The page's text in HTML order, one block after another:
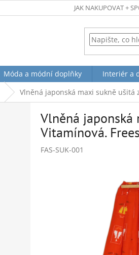
JAK NAKUPOVAT +
Móda a módní doplňky Interiér a
Vlněná japonská maxi sukně ušitá
Vlněná
Vitamínová.
FAS-SUK-001